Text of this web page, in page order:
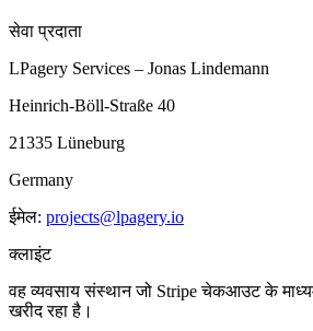
सेवा प्रदाता
LPagery Services – Jonas Lindemann
Heinrich-Böll-Straße 40
21335 Lüneburg
Germany
ईमेल: projects@lpagery.io
क्लाइंट
वह व्यवसाय संस्थान जो Stripe चेकआउट के
खरीद रहा है।